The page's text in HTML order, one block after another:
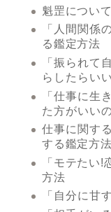
魁罡について
「人間関係
る鑑定方法
「振られて
らしたらい
「仕事に生
た方がいい
仕事に関す
する鑑定方法
「モテたい!
方法
「自分に甘